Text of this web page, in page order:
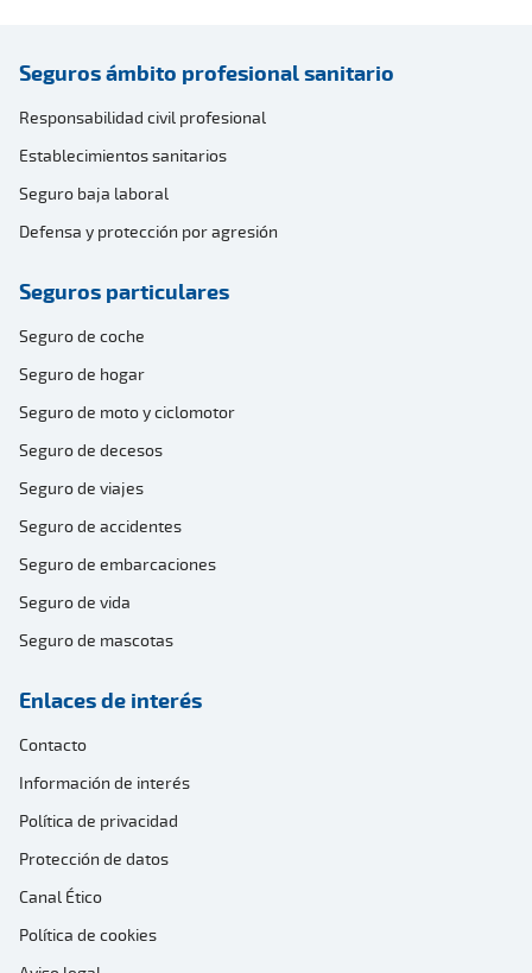
Seguros ámbito profesional sanitario
Responsabilidad civil profesional
Establecimientos sanitarios
Seguro baja laboral
Defensa y protección por agresión
Seguros particulares
Seguro de coche
Seguro de hogar
Seguro de moto y ciclomotor
Seguro de decesos
Seguro de viajes
Seguro de accidentes
Seguro de embarcaciones
Seguro de vida
Seguro de mascotas
Enlaces de interés
Contacto
Información de interés
Política de privacidad
Protección de datos
Canal Ético
Política de cookies